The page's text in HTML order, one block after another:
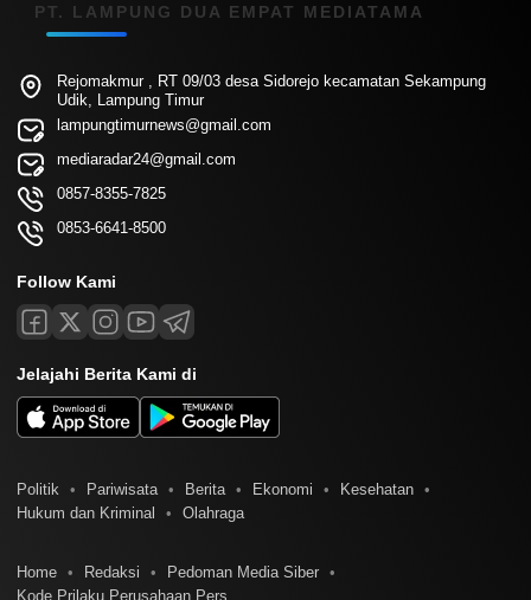
PT. LAMPUNG DUA EMPAT MEDIATAMA
Rejomakmur , RT 09/03 desa Sidorejo kecamatan Sekampung
Udik, Lampung Timur
lampungtimurnews@gmail.com
mediaradar24@gmail.com
0857-8355-7825
0853-6641-8500
Follow Kami
Jelajahi Berita Kami di
Politik Pariwisata Berita Ekonomi
Kesehatan
Hukum dan Kriminal
Olahraga
Home Redaksi
Pedoman Media Siber
Kode Prilaku Perusahaan Pers